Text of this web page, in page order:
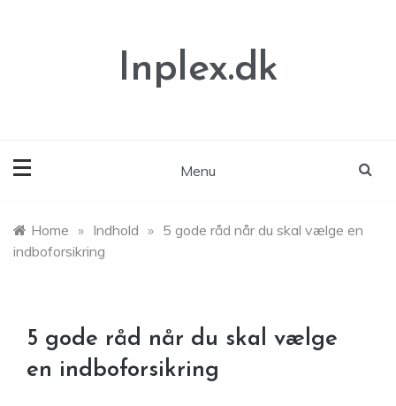
Inplex.dk
Menu
Home » Indhold » 5 gode råd når du skal vælge en
indboforsikring
5 gode råd når du skal vælge
en indboforsikring